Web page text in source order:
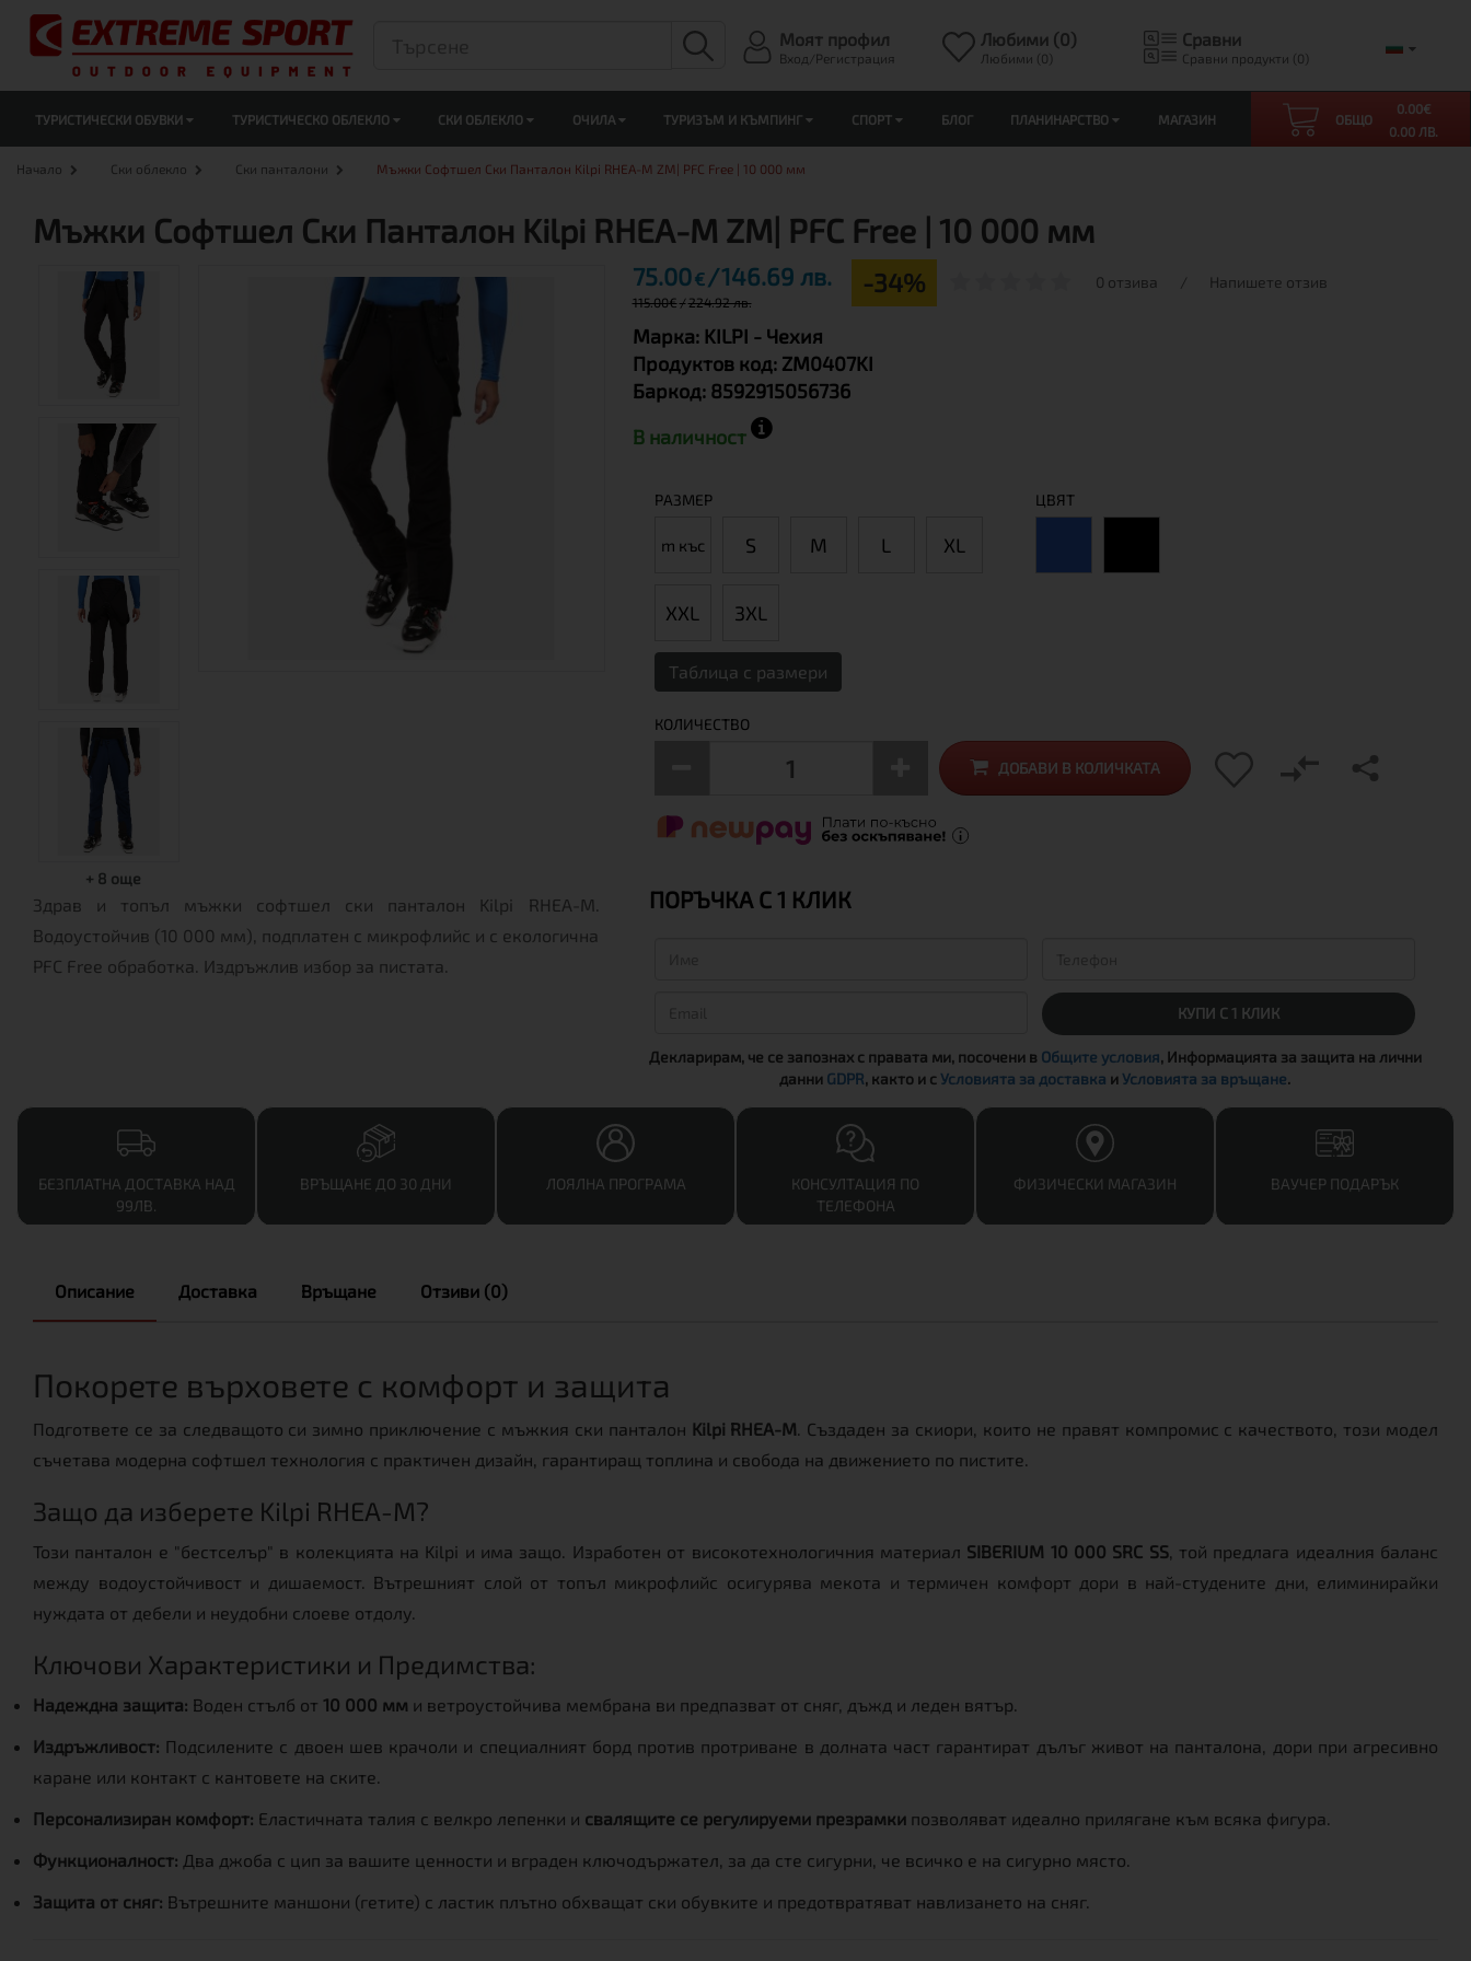
Моят профил
Вход/Регистрация
Любими (0)
Любими (0)
Сравни
Сравни продукти (0)
ТУРИСТИЧЕСКИ ОБУВКИ ТУРИСТИЧЕСКО ОБЛЕКЛО СКИ ОБЛЕКЛО ОЧИЛА ТУРИЗЪМ И КЪМПИНГ СПОРТ БЛОГ ПЛАНИНАРСТВО МАГАЗИН ОБЩО
0.00€
0.00 ЛВ.
Начало Ски облекло Ски панталони Мъжки Софтшел Ски Панталон Kilpi RHEA-M ZM| PFC Free | 10 000 мм
Мъжки Софтшел Ски Панталон Kilpi RHEA-M ZM| PFC Free | 10 000 мм
+ 8 още
Здрав и топъл мъжки софтшел ски панталон Kilpi RHEA-M.
Водоустойчив (10 000 мм), подплатен с микрофлийс и с екологична
PFC Free обработка. Издръжлив избор за пистата.
75.00€ 146.69 лв.
115.00€ 224.92 лв.
-34% 0 отзива / Напишете отзив
Марка: KILPI - Чехия
Продуктов код: ZM0407KI
Баркод: 8592915056736
В наличност
РАЗМЕР
m къс S М L XL
XXL 3XL
Таблица с размери
ЦВЯТ
КОЛИЧЕСТВО
ДОБАВИ В КОЛИЧКАТА
ПОРЪЧКА С 1 КЛИК
КУПИ С 1 КЛИК
Декларирам, че се запознах с правата ми, посочени в Общите условия, Информацията за защита на лични
данни GDPR, както и сУсловията за доставка иУсловията за връщане.
БЕЗПЛАТНА ДОСТАВКА НАД
99ЛВ.
ВРЪЩАНЕ ДО 30 ДНИ ЛОЯЛНА ПРОГРАМА
КОНСУЛТАЦИЯ ПО
ТЕЛЕФОНА
ФИЗИЧЕСКИ МАГАЗИН ВАУЧЕР ПОДАРЪК
Описание Доставка Връщане Отзиви (0)
Покорете върховете с комфорт и защита
Подгответе се за следващото си зимно приключение с мъжкия ски панталон Kilpi RHEA-M . Създаден за скиори, които не правят компромис с качеството, този модел
съчетава модерна софтшел технология с практичен дизайн, гарантиращ топлина и свобода на движението по пистите.
Защо да изберете Kilpi RHEA-M?
Този панталон е "бестселър" в колекцията на Kilpi и има защо. Изработен от високотехнологичния материал SIBERIUM 10 000 SRC SS, той предлага идеалния баланс
между водоустойчивост и дишаемост. Вътрешният слой от топъл микрофлийс осигурява мекота и термичен комфорт дори в най-студените дни, елиминирайки
нуждата от дебели и неудобни слоеве отдолу.
Ключови Характеристики и Предимства:
Надеждна защита: Воден стълб от 10 000 мм и ветроустойчива мембрана ви предпазват от сняг, дъжд и леден вятър.
Издръжливост: Подсилените с двоен шев крачоли и специалният борд против протриване в долната част гарантират дълъг живот на панталона, дори при агресивно
каране или контакт с кантовете на ските.
Персонализиран комфорт: Еластичната талия с велкро лепенки и свалящите се регулируеми презрамки позволяват идеално прилягане към всяка фигура.
Функционалност: Два джоба с цип за вашите ценности и вграден ключодържател, за да сте сигурни, че всичко е на сигурно място.
Защита от сняг: Вътрешните маншони (гетите) с ластик плътно обхващат ски обувките и предотвратяват навлизането на сняг.